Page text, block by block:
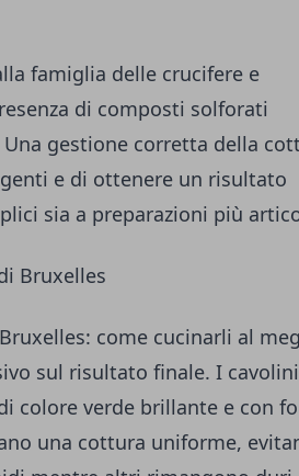
famiglia delle crucifere e
di composti solforati
gestione corretta della
e di ottenere un risultato
sia a preparazioni più
Bruxelles
come cucinarli al
sul risultato finale. I cavolini
colore verde brillante e con
una cottura uniforme,